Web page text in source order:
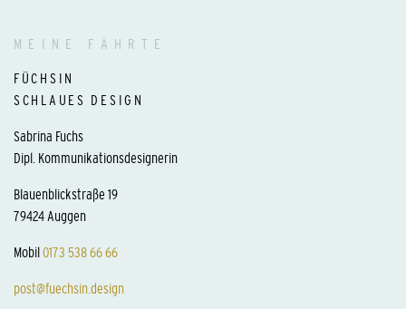
MEINE FÄHRTE
FÜCHSIN
SCHLAUES DESIGN
Sabrina Fuchs
Dipl. Kommunikationsdesignerin
Blauenblickstraße 19
79424 Auggen
Mobil0173 538 66 66
post@fuechsin.design